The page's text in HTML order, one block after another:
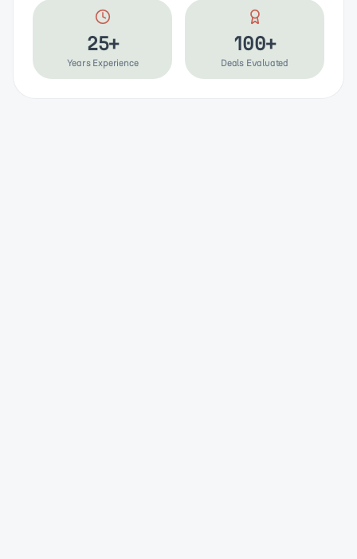
25+
Years Experience
100+
Deals Evaluated